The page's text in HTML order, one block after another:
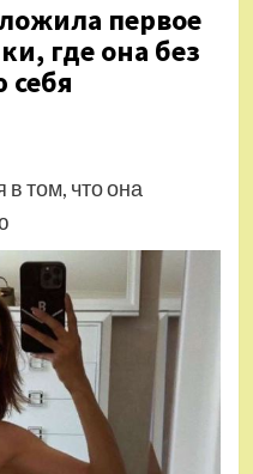
первое
где она без
себя
том, что она